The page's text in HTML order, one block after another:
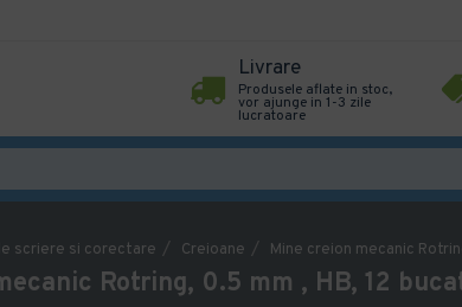
Livrare
Produsele aflate in stoc,
vor ajunge in 1-3 zile
lucratoare
scriere si corectare Creioane Mine creion mecanic
Rotring, 0.5 mm , HB, 12